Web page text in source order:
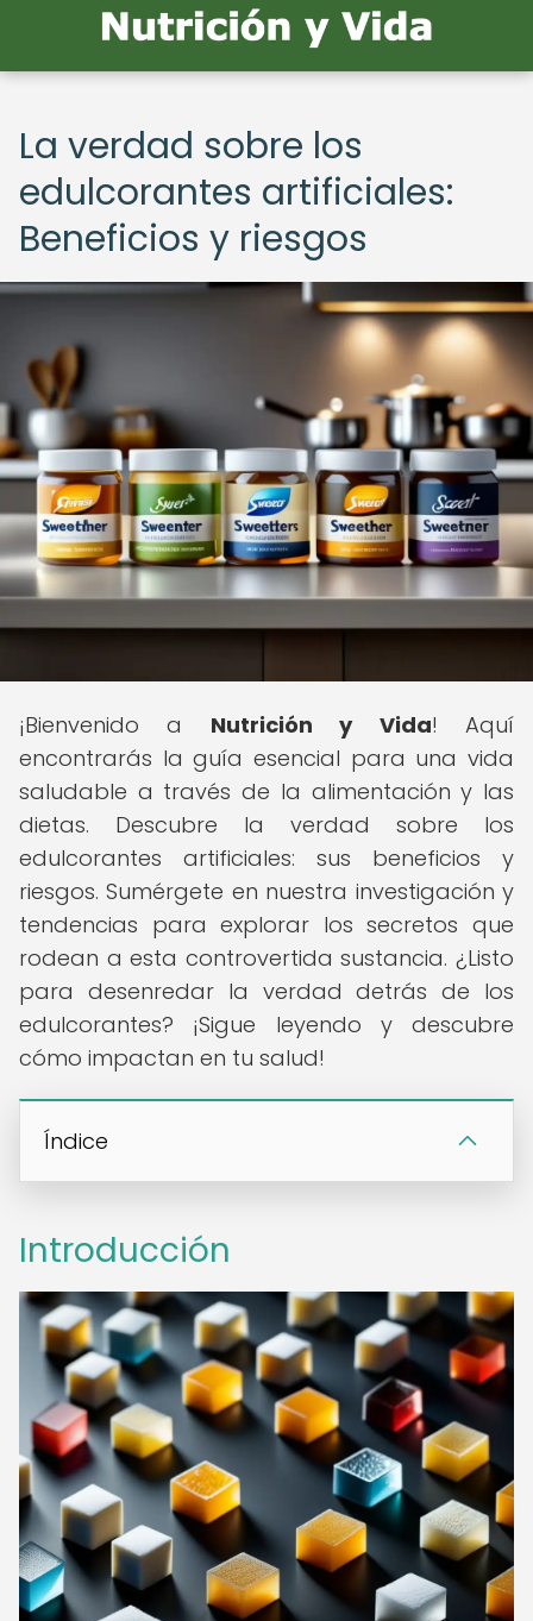
La verdad sobre los
edulcorantes artificiales:
Beneficios y riesgos
¡Bienvenido a Nutrición y Vida! Aquí
encontrarás la guía esencial para una vida
saludable a través de la alimentación y las
dietas. Descubre la verdad sobre los
edulcorantes artificiales: sus beneficios y
riesgos. Sumérgete en nuestra investigación y
tendencias para explorar los secretos que
rodean a esta controvertida sustancia. ¿Listo
para desenredar la verdad detrás de los
edulcorantes? ¡Sigue leyendo y descubre
cómo impactan en tu salud!
Índice
Introducción